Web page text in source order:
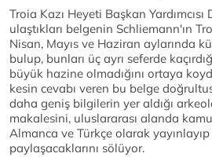
Troia Kazı Heyeti Başkan
ulaştıkları belgenin Schliemann'ın
Nisan, Mayıs ve Haziran aylarında
bulup, bunları üç ayrı seferde
büyük hazine olmadığını ortaya
kesin cevabı veren bu belge
daha geniş bilgilerin yer aldığı
makalesini, uluslararası alanda
Almanca ve Türkçe olarak
paylaşacaklarını sölüyor.